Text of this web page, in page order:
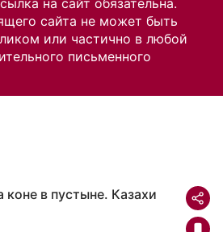
на сайт обязательна.
сайта не может быть
или частично в любой
письменного
коне в пустыне. Казахи